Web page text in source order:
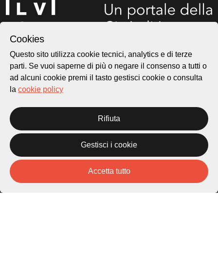
Città di Lugano
Cultura
6976 Castagnola
Archivio Lugano © 2026
Per informazioni:
patrimonio@lugano.ch
t. +41 58 866 68 50
Cookies
Questo sito utilizza cookie tecnici, analytics e di terze
parti. Se vuoi saperne di più o negare il consenso a tutti o
ad alcuni cookie premi il tasto gestisci cookie o consulta
la cookie policy
Rifiuta
Gestisci i cookie
Accetta tutto